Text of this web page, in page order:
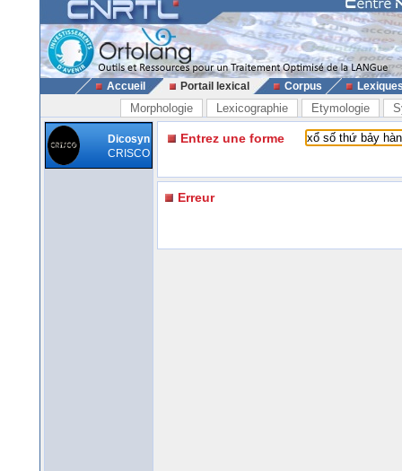
Accueil Portail lexical Corpus
Morphologie Lexicographie Etymologie
Dicosyn
CRISCO
Entrez une forme
Erreur